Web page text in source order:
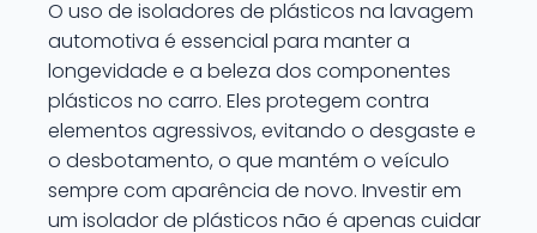
O uso de isoladores de plásticos na lavagem
automotiva é essencial para manter a
longevidade e a beleza dos componentes
plásticos no carro. Eles protegem contra
elementos agressivos, evitando o desgaste e
o desbotamento, o que mantém o veículo
sempre com aparência de novo. Investir em
um isolador de plásticos não é apenas cuidar